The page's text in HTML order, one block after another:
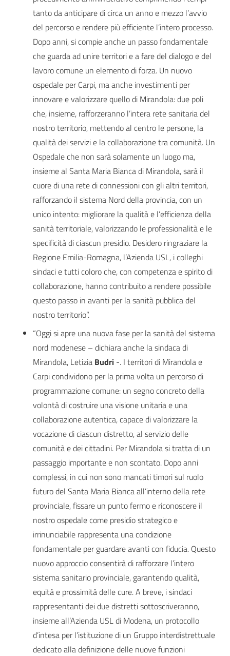
tanto da anticipare di circa un anno e mezzo l’avvio
del percorso e rendere più efficiente l’intero processo.
Dopo anni, si compie anche un passo fondamentale
che guarda ad unire territori e a fare del dialogo e del
lavoro comune un elemento di forza. Un nuovo
ospedale per Carpi, ma anche investimenti per
innovare e valorizzare quello di Mirandola: due poli
che, insieme, rafforzeranno l’intera rete sanitaria del
nostro territorio, mettendo al centro le persone, la
qualità dei servizi e la collaborazione tra comunità. Un
Ospedale che non sarà solamente un luogo ma,
insieme al Santa Maria Bianca di Mirandola, sarà il
cuore di una rete di connessioni con gli altri territori,
rafforzando il sistema Nord della provincia, con un
unico intento: migliorare la qualità e l’efficienza della
sanità territoriale, valorizzando le professionalità e le
specificità di ciascun presidio. Desidero ringraziare la
Regione Emilia-Romagna, l’Azienda USL, i colleghi
sindaci e tutti coloro che, con competenza e spirito di
collaborazione, hanno contribuito a rendere possibile
questo passo in avanti per la sanità pubblica del
nostro territorio”.
“Oggi si apre una nuova fase per la sanità del sistema
nord modenese – dichiara anche la sindaca di
Mirandola, Letizia Budri -. I territori di Mirandola e
Carpi condividono per la prima volta un percorso di
programmazione comune: un segno concreto della
volontà di costruire una visione unitaria e una
collaborazione autentica, capace di valorizzare la
vocazione di ciascun distretto, al servizio delle
comunità e dei cittadini. Per Mirandola si tratta di un
passaggio importante e non scontato. Dopo anni
complessi, in cui non sono mancati timori sul ruolo
futuro del Santa Maria Bianca all’interno della rete
provinciale, fissare un punto fermo e riconoscere il
nostro ospedale come presidio strategico e
irrinunciabile rappresenta una condizione
fondamentale per guardare avanti con fiducia. Questo
nuovo approccio consentirà di rafforzare l’intero
sistema sanitario provinciale, garantendo qualità,
equità e prossimità delle cure. A breve, i sindaci
rappresentanti dei due distretti sottoscriveranno,
insieme all’Azienda USL di Modena, un protocollo
d’intesa per l’istituzione di un Gruppo interdistrettuale
dedicato alla definizione delle nuove funzioni